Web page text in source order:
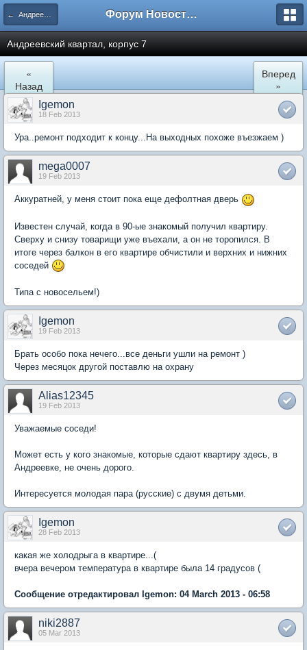
← Андреевский квартал Форум Новостройки
Андреевский квартал, корпус 7
«
Назад
Вперед
»
Igemon
18 Feb 2013
Ура..ремонт подходит к концу...На выходных похоже въезжаем )
mega0007
19 Feb 2013
Аккуратней, у меня стоит пока еще дефолтная дверь
Известен случай, когда в 90-ые знакомый получил квартиру.
Сверху и снизу товарищи уже въехали, а он не торопился. В
итоге через балкон в его квартире обчистили и верхних и нижних
соседей
Типа с новосельем!)
Igemon
19 Feb 2013
Брать особо пока нечего...все деньги ушли на ремонт )
Через месяцок другой поставлю на охрану
Alias12345
19 Feb 2013
Уважаемые соседи!
Может есть у кого знакомые, которые сдают квартиру здесь, в
Андреевке, не очень дорого.
Интересуется молодая пара (русские) с двумя детьми.
Igemon
28 Feb 2013
какая же холодрыга в квартире...(
вчера вечером температура в квартире была 14 градусов (
Сообщение отредактировал Igemon: 04 March 2013 - 06:58
niki2887
05 Mar 2013